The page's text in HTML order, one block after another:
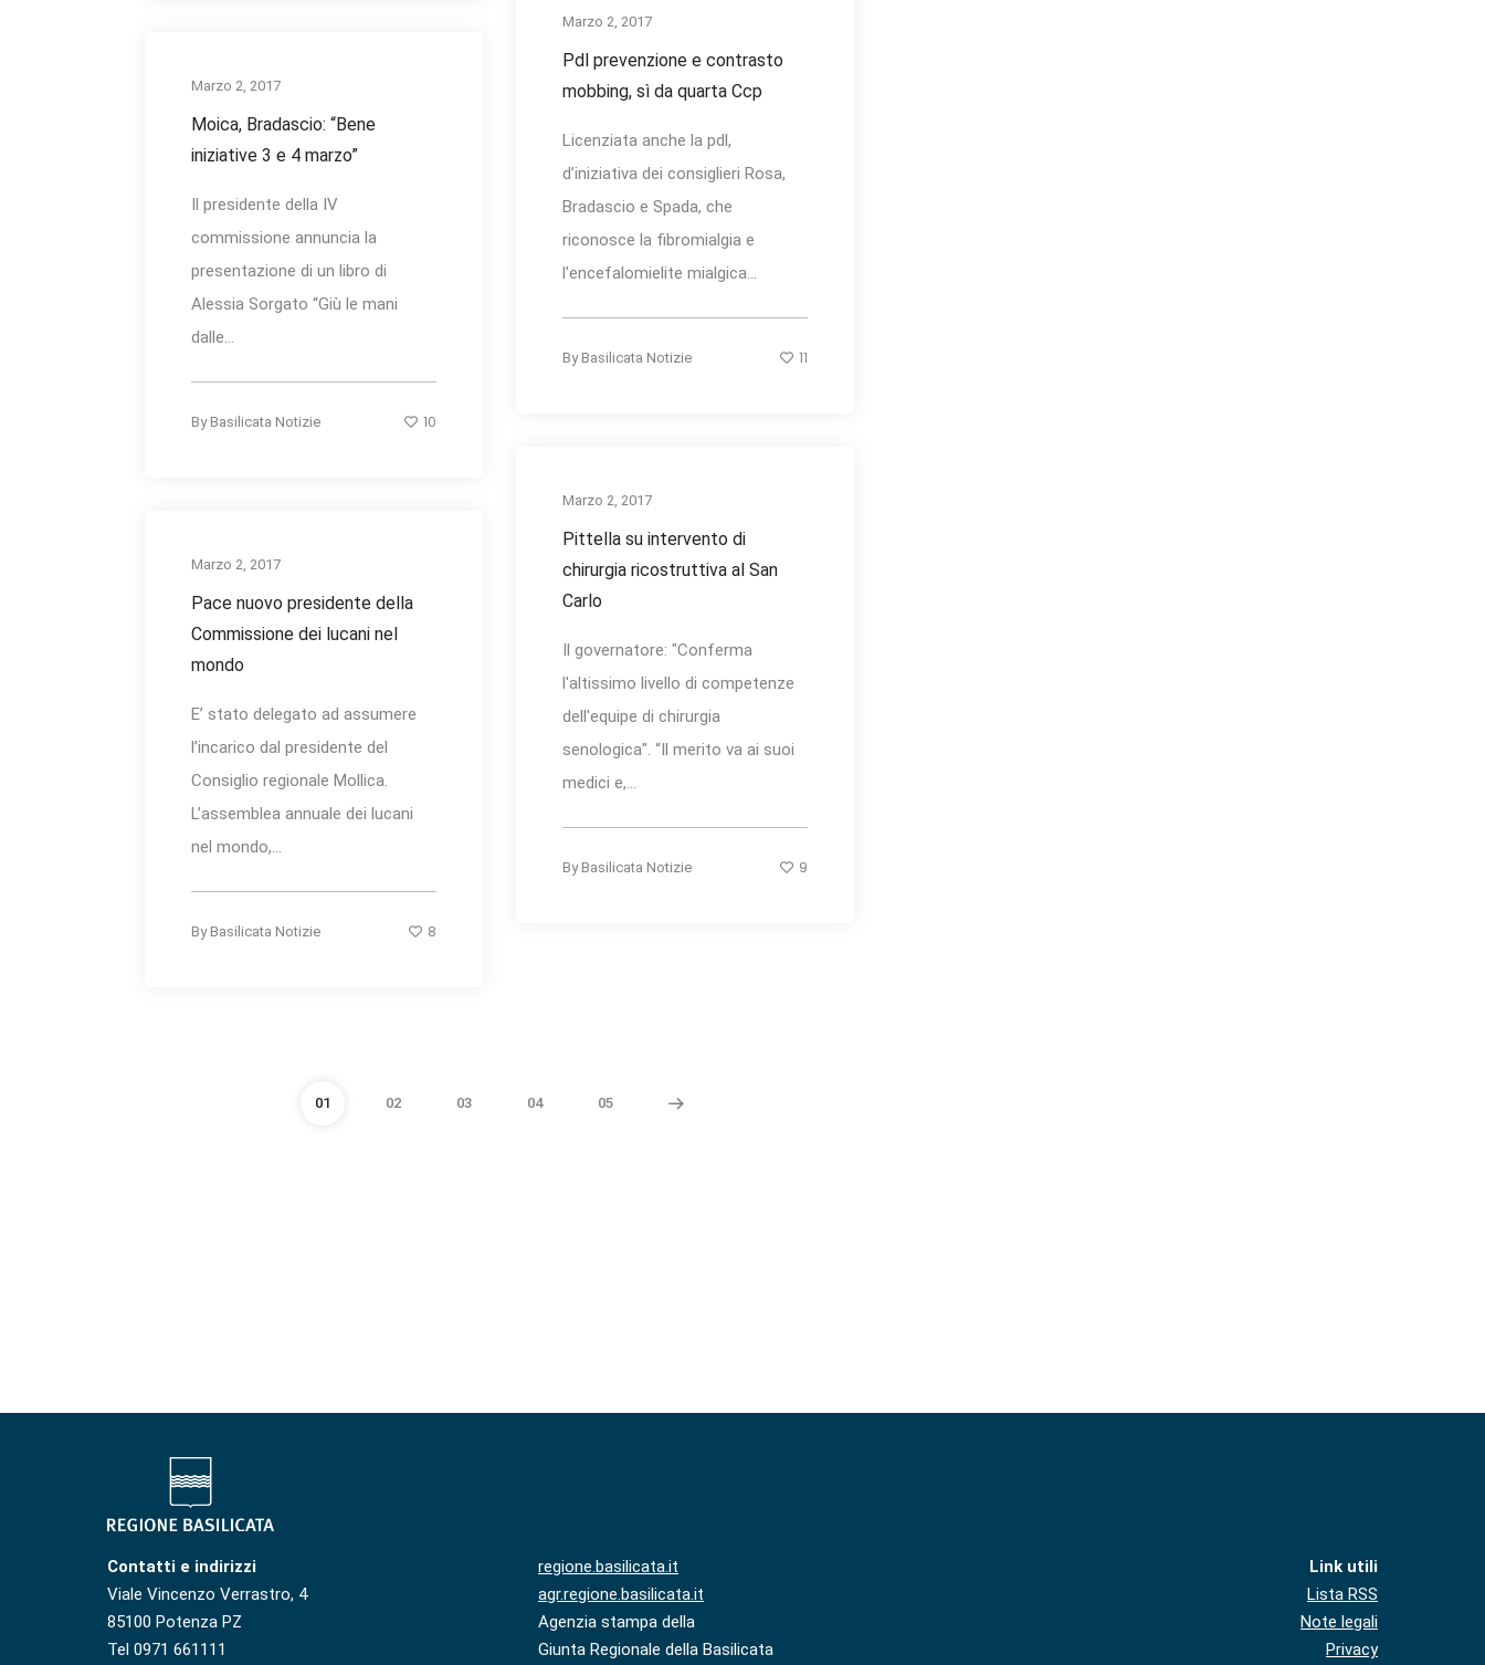
Marzo 2, 2017
Pdl prevenzione e contrasto
mobbing, sì da quarta Ccp
Licenziata anche la pdl,
d’iniziativa dei consiglieri Rosa,
Bradascio e Spada, che
riconosce la fibromialgia e
l’encefalomielite mialgica...
By Basilicata Notizie 11
Marzo 2, 2017
Moica, Bradascio: “Bene
iniziative 3 e 4 marzo”
Il presidente della IV
commissione annuncia la
presentazione di un libro di
Alessia Sorgato “Giù le mani
dalle...
By Basilicata Notizie 10
Marzo 2, 2017
Pittella su intervento di
chirurgia ricostruttiva al San
Carlo
Il governatore: "Conferma
l'altissimo livello di competenze
dell'equipe di chirurgia
senologica". “Il merito va ai suoi
medici e,...
By Basilicata Notizie 9
Marzo 2, 2017
Pace nuovo presidente della
Commissione dei lucani nel
mondo
E’ stato delegato ad assumere
l’incarico dal presidente del
Consiglio regionale Mollica.
L’assemblea annuale dei lucani
nel mondo,...
By Basilicata Notizie 8
01 02 03 04 05
Contatti e indirizzi
Viale Vincenzo Verrastro, 4
85100 Potenza PZ
Tel 0971 661111
regione.basilicata.it
agr.regione.basilicata.it
Agenzia stampa della
Giunta Regionale della Basilicata
Link utili
Lista RSS
Note legali
Privacy